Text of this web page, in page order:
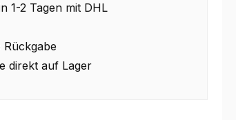
1-2 Tagen mit DHL
direkt auf Lager